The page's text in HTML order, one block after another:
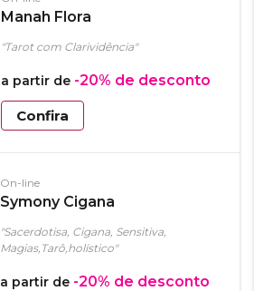
Manah Flora
"Tarot com Clarividência"
a partir de -20% de desconto
Confira
On-line
Symony Cigana
"Sacerdotisa, Cigana, Sensitiva,
Magias,Tarô,holístico"
a partir de -20% de desconto